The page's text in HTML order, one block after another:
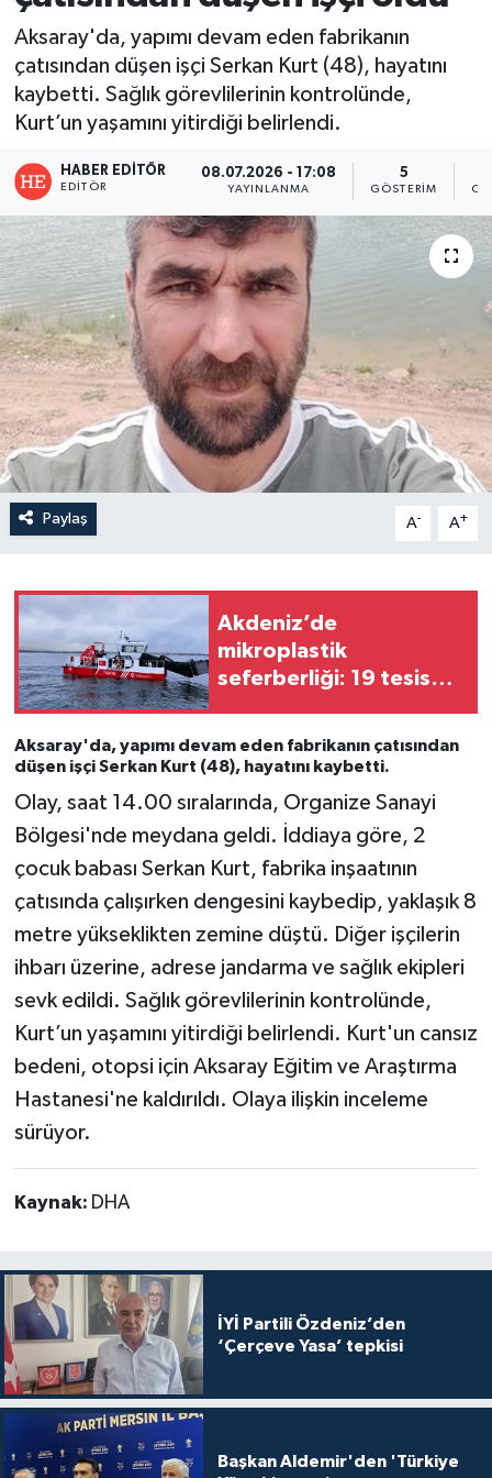
Aksaray'da, yapımı devam eden fabrikanın
çatısından düşen işçi Serkan Kurt (48), hayatını
kaybetti. Sağlık görevlilerinin kontrolünde,
Kurt’un yaşamını yitirdiği belirlendi.
HABER EDITÖR
EDITÖR
08.07.2026 - 17:08
YAYINLANMA
5
GÖSTERIM
Paylaş A- A+
Akdeniz’de
mikroplastik
seferberliği: 19 tesis
Aksaray'da, yapımı devam eden fabrikanın çatısından
düşen işçi Serkan Kurt (48), hayatını kaybetti.
Olay, saat 14.00 sıralarında, Organize Sanayi
Bölgesi'nde meydana geldi. İddiaya göre, 2
çocuk babası Serkan Kurt, fabrika inşaatının
çatısında çalışırken dengesini kaybedip, yaklaşık 8
metre yükseklikten zemine düştü. Diğer işçilerin
ihbarı üzerine, adrese jandarma ve sağlık ekipleri
sevk edildi. Sağlık görevlilerinin kontrolünde,
Kurt’un yaşamını yitirdiği belirlendi. Kurt'un cansız
bedeni, otopsi için Aksaray Eğitim ve Araştırma
Hastanesi'ne kaldırıldı. Olaya ilişkin inceleme
sürüyor.
Kaynak: DHA
İYİ Partili Özdeniz’den
‘Çerçeve Yasa’ tepkisi
Başkan Aldemir'den 'Türkiye